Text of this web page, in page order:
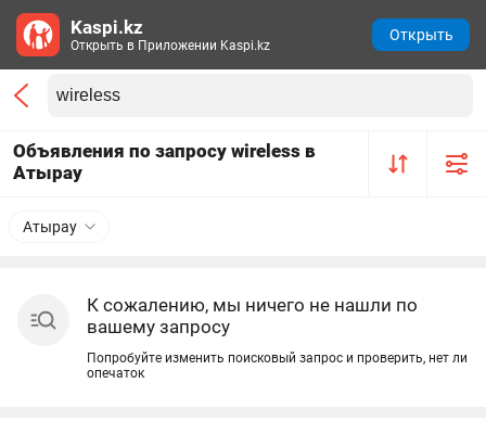
Объявления по запросу wireless в
Атырау
Атырау
К сожалению, мы ничего не нашли по
вашему запросу
Попробуйте изменить поисковый запрос и проверить, нет ли
опечаток
Kaspi.kz
Открыть в Приложении Kaspi.kz
Открыть